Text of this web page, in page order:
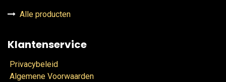
Alle producten
Klantenservice
Privacybeleid
Algemene Voorwaarden